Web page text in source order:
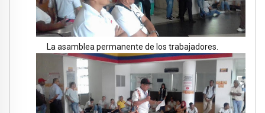
La asamblea permanente de los trabajadores.